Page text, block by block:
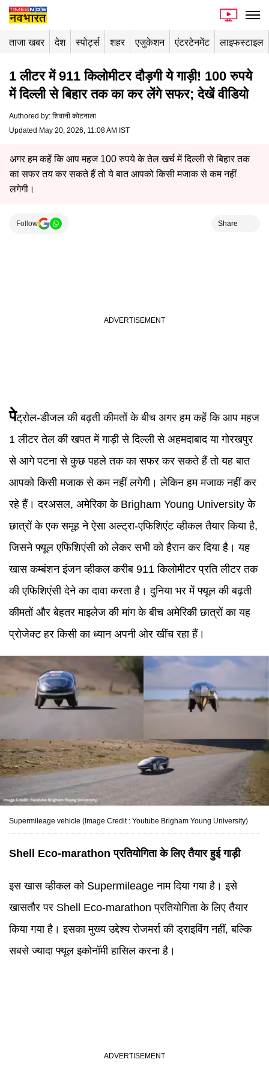
ताजा खबर देश स्पोर्ट्स शहर एजुकेशन एंटरटेनमेंट लाइफस्टाइल
1 लीटर में 911 किलोमीटर दौड़गी ये गाड़ी! 100 रुपये
में दिल्ली से बिहार तक का कर लेंगे सफर; देखें वीडियो
Authored by: शिवानी कोटनाला
Updated May 20, 2026, 11:08 AM IST
अगर हम कहें कि आप महज 100 रुपये के तेल खर्च में दिल्ली से बिहार तक
का सफर तय कर सकते हैं तो ये बात आपको किसी मजाक से कम नहीं
लगेगी।
Follow Share
पेट्रोल-डीजल की बढ़ती कीमतों के बीच अगर हम कहें कि आप महज
1 लीटर तेल की खपत में गाड़ी से दिल्ली से अहमदाबाद या गोरखपुर
से आगे पटना से कुछ पहले तक का सफर कर सकते हैं तो यह बात
आपको किसी मजाक से कम नहीं लगेगी। लेकिन हम मजाक नहीं कर
रहे हैं। दरअसल, अमेरिका के Brigham Young University के
छात्रों के एक समूह ने ऐसा अल्ट्रा-एफिशिएंट व्हीकल तैयार किया है,
जिसने फ्यूल एफिशिएंसी को लेकर सभी को हैरान कर दिया है। यह
खास कम्बंशन इंजन व्हीकल करीब 911 किलोमीटर प्रति लीटर तक
की एफिशिएंसी देने का दावा करता है। दुनिया भर में फ्यूल की बढ़ती
कीमतों और बेहतर माइलेज की मांग के बीच अमेरिकी छात्रों का यह
प्रोजेक्ट हर किसी का ध्यान अपनी ओर खींच रहा हैं।
Supermileage vehicle ( Image Credit : Youtube Brigham Young University)
Shell Eco-marathon प्रतियोगिता के लिए तैयार हुई गाड़ी
इस खास व्हीकल को Supermileage नाम दिया गया है। इसे
खासतौर पर Shell Eco-marathon प्रतियोगिता के लिए तैयार
किया गया है। इसका मुख्य उद्देश्य रोजमर्रा की ड्राइविंग नहीं, बल्कि
सबसे ज्यादा फ्यूल इकोनॉमी हासिल करना है।